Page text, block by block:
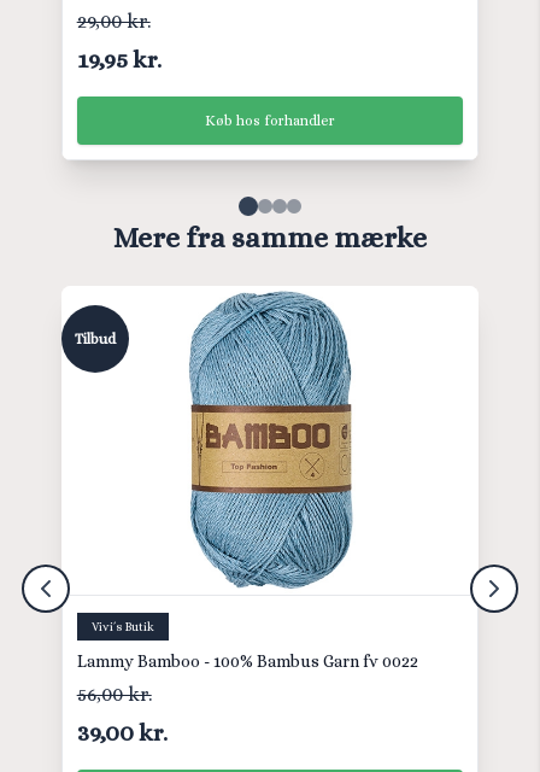
29,00 kr.
19,95 kr.
Køb hos forhandler
Mere fra samme mærke
Tilbud
Vivi´s Butik
Lammy Bamboo - 100% Bambus Garn fv 0022
56,00 kr.
39,00 kr.